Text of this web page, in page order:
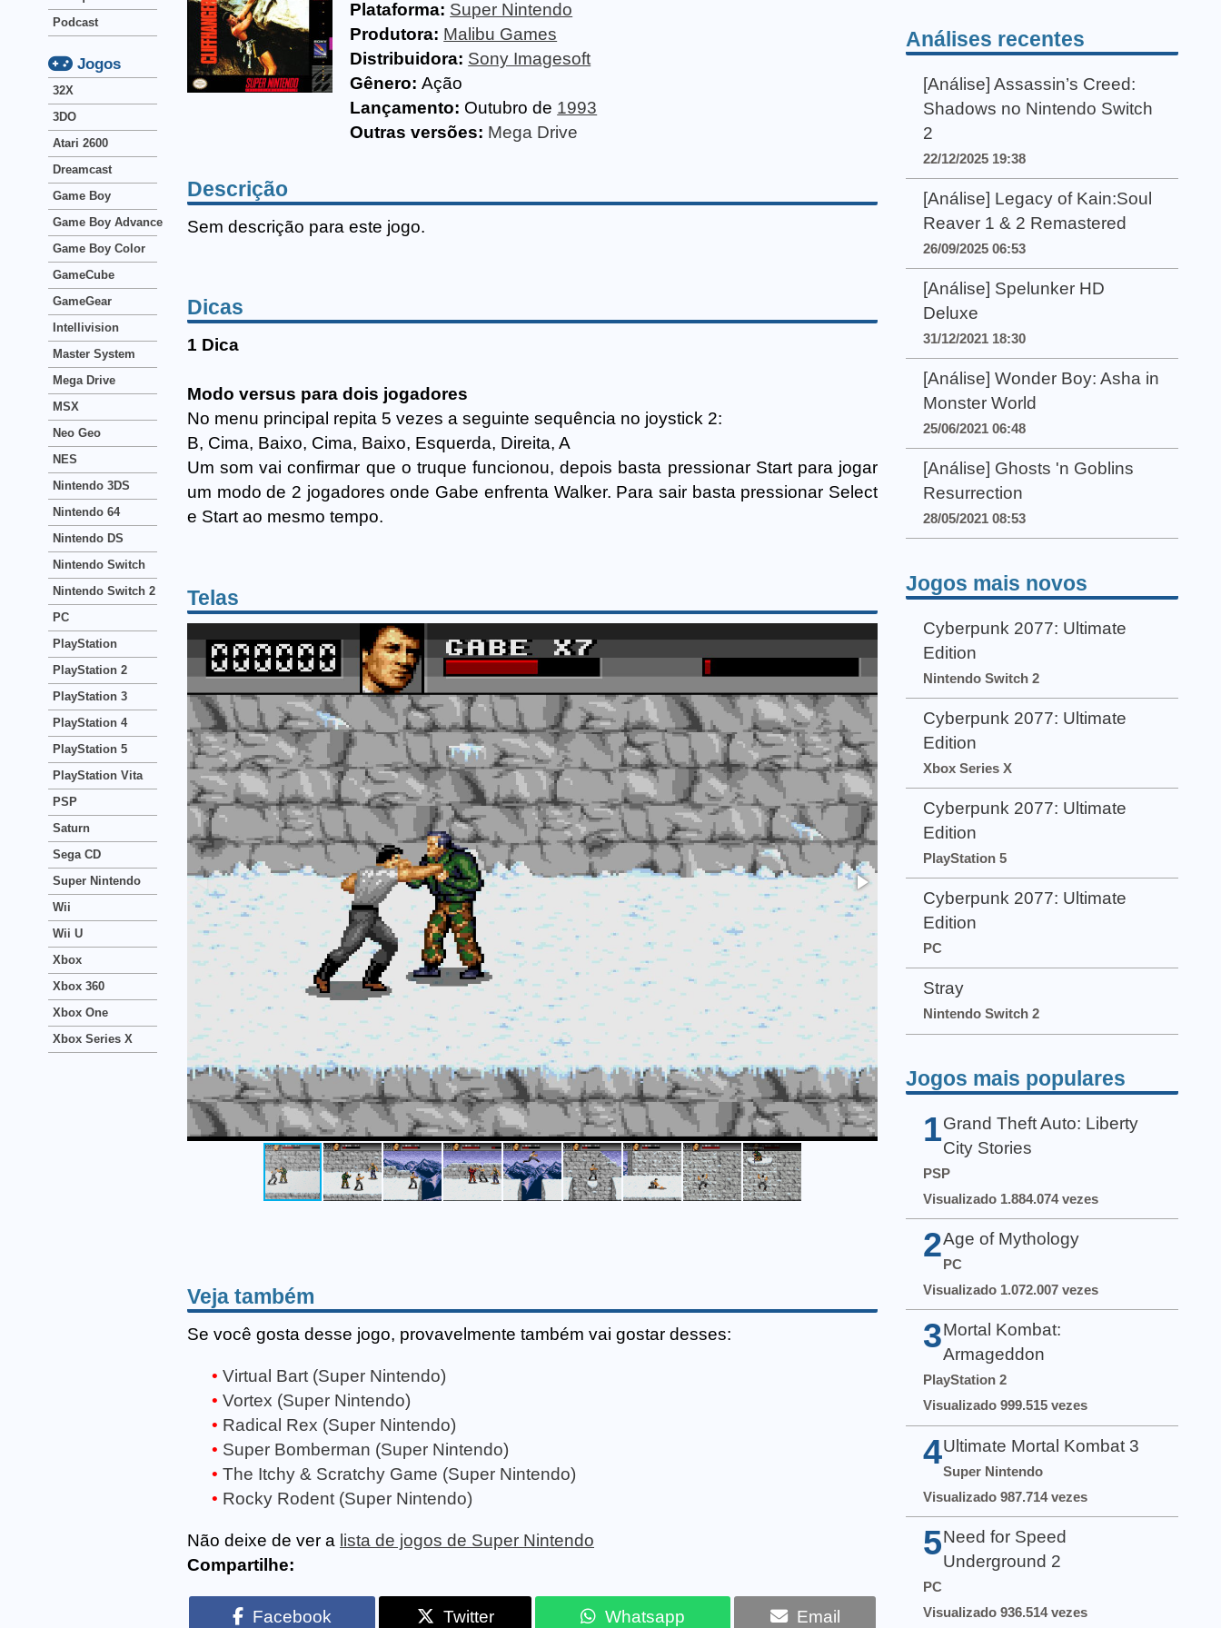
Plataforma: Super Nintendo
Produtora: Malibu Games
Distribuidora: Sony Imagesoft
Gênero: Ação
Lançamento: Outubro de 1993
Outras versões: Mega Drive
Descrição
Sem descrição para este jogo.
Dicas
1 Dica
Modo versus para dois jogadores
No menu principal repita 5 vezes a seguinte sequência no joystick 2:
B, Cima, Baixo, Cima, Baixo, Esquerda, Direita, A
Um som vai confirmar que o truque funcionou, depois basta pressionar Start para jogar
um modo de 2 jogadores onde Gabe enfrenta Walker. Para sair basta pressionar Select
e Start ao mesmo tempo.
Telas
Veja também
Se você gosta desse jogo, provavelmente também vai gostar desses:
Virtual Bart (Super Nintendo)
Vortex (Super Nintendo)
Radical Rex (Super Nintendo)
Super Bomberman (Super Nintendo)
The Itchy & Scratchy Game (Super Nintendo)
Rocky Rodent (Super Nintendo)
Não deixe de ver a lista de jogos de Super Nintendo
Compartilhe:
Facebook Twitter Whatsapp Email
Podcast
Jogos
32X
3DO
Atari 2600
Dreamcast
Game Boy
Game Boy Advance
Game Boy Color
GameCube
GameGear
Intellivision
Master System
Mega Drive
MSX
Neo Geo
NES
Nintendo 3DS
Nintendo 64
Nintendo DS
Nintendo Switch
Nintendo Switch 2
PC
PlayStation
PlayStation 2
PlayStation 3
PlayStation 4
PlayStation 5
PlayStation Vita
PSP
Saturn
Sega CD
Super Nintendo
Wii
Wii U
Xbox
Xbox 360
Xbox One
Xbox Series X
Análises recentes
[Análise] Assassin’s Creed:
Shadows no Nintendo Switch
2
22/12/2025 19:38
[Análise] Legacy of Kain:Soul
Reaver 1 & 2 Remastered
26/09/2025 06:53
[Análise] Spelunker HD
Deluxe
31/12/2021 18:30
[Análise] Wonder Boy: Asha in
Monster World
25/06/2021 06:48
[Análise] Ghosts 'n Goblins
Resurrection
28/05/2021 08:53
Jogos mais novos
Cyberpunk 2077: Ultimate
Edition
Nintendo Switch 2
Cyberpunk 2077: Ultimate
Edition
Xbox Series X
Cyberpunk 2077: Ultimate
Edition
PlayStation 5
Cyberpunk 2077: Ultimate
Edition
PC
Stray
Nintendo Switch 2
Jogos mais populares
1 Grand Theft Auto: Liberty
City Stories
PSP
Visualizado 1.884.074 vezes
2Age of Mythology
PC
Visualizado 1.072.007 vezes
3 Mortal Kombat:
Armageddon
PlayStation 2
Visualizado 999.515 vezes
4 Ultimate Mortal Kombat 3
Super Nintendo
Visualizado 987.714 vezes
5 Need for Speed
Underground 2
PC
Visualizado 936.514 vezes